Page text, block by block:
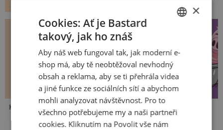
ZVÍŘÁTKA
Kakat-du
SLOVAK
×
Cookies: Ať je Bastard
takový, jak ho znáš
Aby náš web fungoval tak, jak moderní e-
shop má, aby tě neobtěžoval nevhodný
obsah a reklama, aby se ti přehrála videa
a jiné funkce ze sociálních sítí a abychom
mohli analyzovat návštěvnost. Pro to
všechno potřebujeme my a naši partneři
cookies. Kliknutím na Povolit vše nám